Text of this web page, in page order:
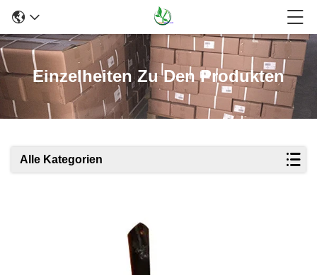
Einzelheiten Zu Den Produkten
Alle Kategorien